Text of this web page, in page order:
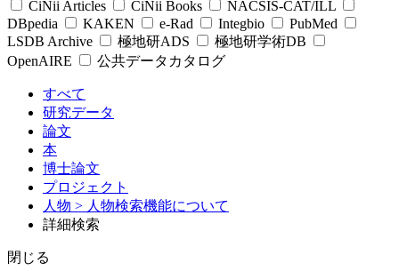
CiNii Articles
CiNii Books
NACSIS-CAT/ILL
DBpedia
KAKEN e-Rad Integbio
PubMed
LSDB Archive
極地研ADS
極地研学術DB
OpenAIRE
公共データカタログ
すべて
研究データ
論文
本
博士論文
プロジェクト
人物 > 人物検索機能について
詳細検索
閉じる